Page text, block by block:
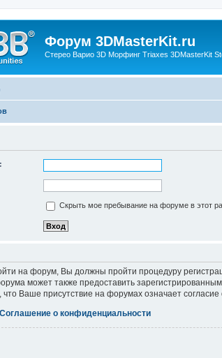
Форум 3DMasterKit.ru
Стерео Варио 3D Морфинг Triaxes 3DMasterKit
Скрыть мое пребывание на форуме в этот
на форум, Вы должны пройти процедуру
может также предоставить
Ваше присутствие на форумах означает согласие
Соглашение о конфиденциальности